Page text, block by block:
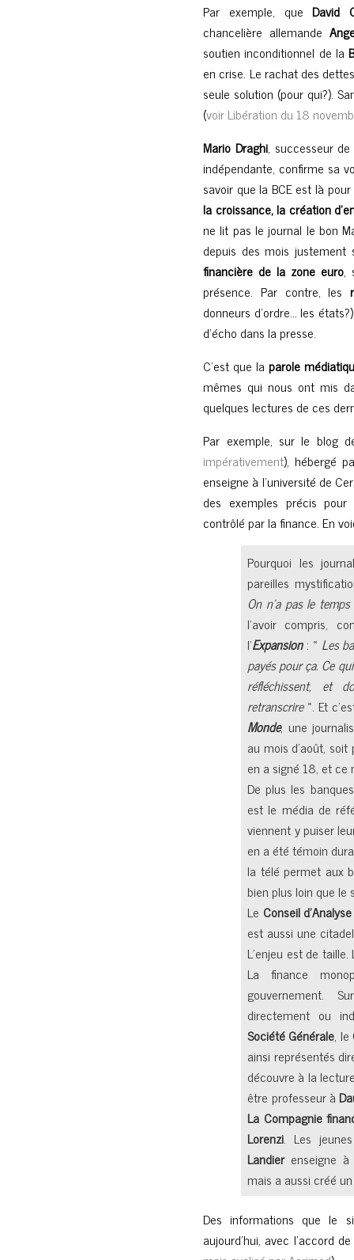
Par exemple, queDavid
chancelière allemande
soutien inconditionnel de la
en crise. Le rachat des
seule solution (pour qui?).
(voir Libération du 18
Mario Draghi, successeur de
indépendante, confirme sa
savoir que la BCE est là pour
la croissance, la création
ne lit pas le journal le bon
depuis des mois
financière de la zone euro,
présence. Par contre, les
donneurs d’ordre… les
d’écho dans la presse.
C’est que laparole
mêmes qui nous ont mis
quelques lectures de ces
Par exemple, sur le blog
impérativement), hébergé
enseigne à l’université de
des exemples précis
contrôlé par la finance. En
Pourquoi les
pareilles
On n’a pas le temps
l’avoir compris,
l’Expansion: « Les
payés pour ça. Ce
réfléchissent, et
retranscrire». Et
Monde, une
au mois d’août,
en a signé 18, et ce
De plus les
est le média de
viennent y puiser
en a été témoin
la télé permet aux
bien plus loin que
Le Conseil
est aussi une
L’enjeu est de
La finance
gouvernement.
directement ou
Société Générale, le
ainsi représentés
découvre à la
être professeur à
La Compagnie
Lorenzi. Les
Landierenseigne
mais a aussi créé
Des informations que le
aujourd’hui, avec l’accord